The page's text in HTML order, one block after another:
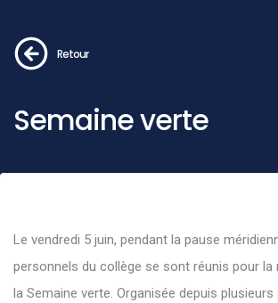
Retour
Semaine verte
Le vendredi 5 juin, pendant la pause
personnels du collège se sont réunis pour la
la Semaine verte. Organisée depuis